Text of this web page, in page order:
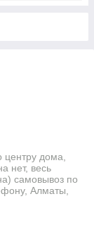
центру дома,
нет, весь
самовывоз по
Алматы,